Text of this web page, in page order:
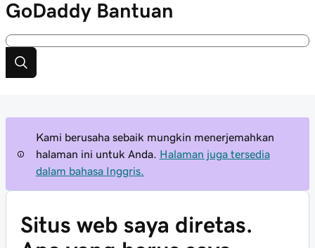
GoDaddy Bantuan
Kami berusaha sebaik mungkin menerjemahkan
halaman ini untuk Anda.
Halaman juga tersedia
dalam bahasa Inggris.
Situs web saya diretas.